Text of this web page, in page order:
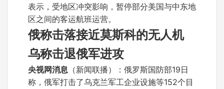
表示，受地区冲突影响，暂停部分美国与中东地
区之间的客运航班运营。
俄称击落接近莫斯科的无人机
乌称击退俄军进攻
央视网消息 （新闻联播）：俄罗斯国防部19日
称，俄军打击了乌克兰军工企业设施等152个目